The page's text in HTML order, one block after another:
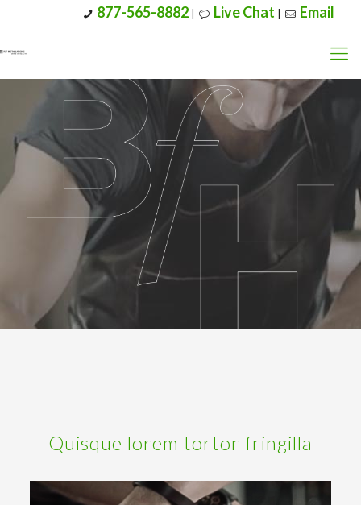
877-565-8882| Live Chat Email
Quisque lorem tortor fringilla